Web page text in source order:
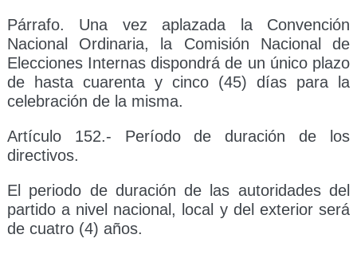
Párrafo. Una vez aplazada la Convención
Nacional Ordinaria, la Comisión Nacional de
Elecciones Internas dispondrá de un único plazo
de hasta cuarenta y cinco (45) días para la
celebración de la misma.
Artículo 152.- Período de duración de los
directivos.
El periodo de duración de las autoridades del
partido a nivel nacional, local y del exterior será
de cuatro (4) años.